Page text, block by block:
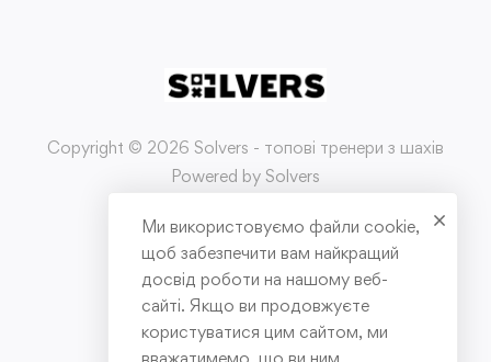
Copyright © 2026 Solvers - топові тренери з шахів
Powered by Solvers
Умови використання
Політика конфіденційності
Публічна оферта
Ми використовуємо файли cookie,
щоб забезпечити вам найкращий
досвід роботи на нашому веб-
сайті. Якщо ви продовжуєте
користуватися цим сайтом, ми